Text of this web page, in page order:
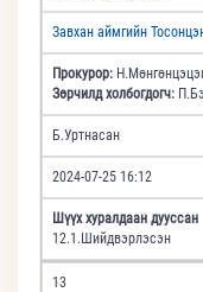
Завхан аймгийн
Прокурор:
Зөрчилд холбогдогч:
Б.Уртнасан
2024-07-25 16:12
Шүүх хуралдаан дууссан
12.1.Шийдвэрлэсэн
13